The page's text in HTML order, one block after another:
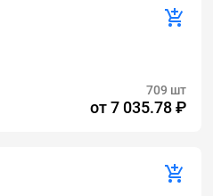
709 шт
от7 035.78 ₽